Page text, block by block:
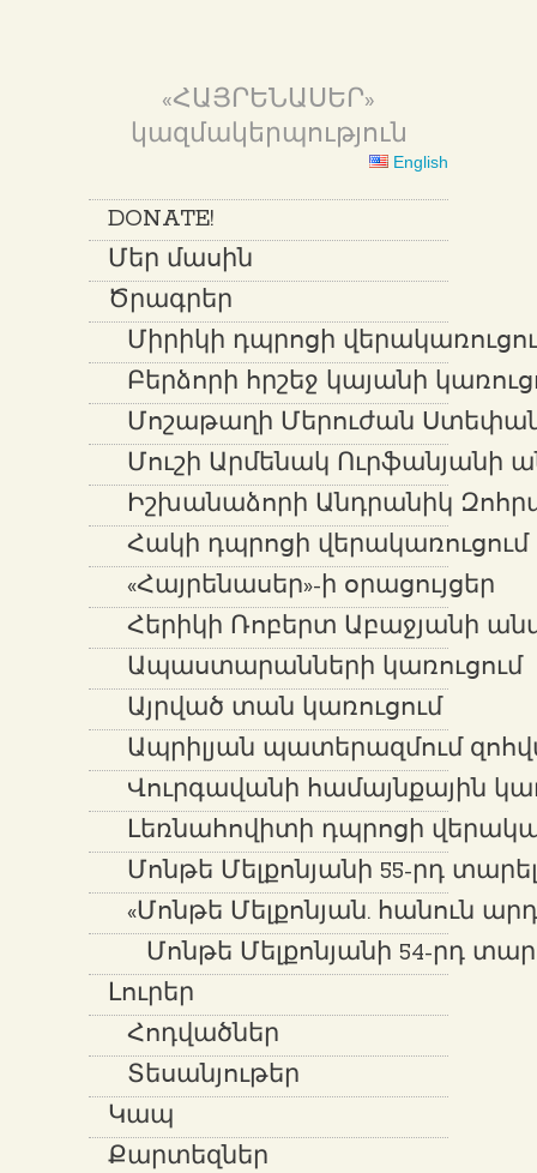
«ՀԱՅՐԵՆԱՍԵՐ»
կազմակերպություն
English
DONATE!
Մեր մասին
Ծրագրեր
Միրիկի դպրոցի
Բերձորի հրշեջ կայանի
Մոշաթաղի Մերուժան
Մուշի Արմենակ Ուրֆանյանի
Իշխանաձորի Անդրանիկ
Հակի դպրոցի վերակառուցում
«Հայրենասեր»-ի օրացույցեր
Հերիկի Ռոբերտ Աբաջյանի
Ապաստարանների կառուցում
Այրված տան կառուցում
Ապրիլյան պատերազմում
Վուրգավանի համայնքային
Լեռնահովիտի դպրոցի
Մոնթե Մելքոնյանի 55-րդ
«Մոնթե Մելքոնյան. հանուն
Մոնթե Մելքոնյանի 54-րդ
Լուրեր
Հոդվածներ
Տեսանյութեր
Կապ
Քարտեզներ